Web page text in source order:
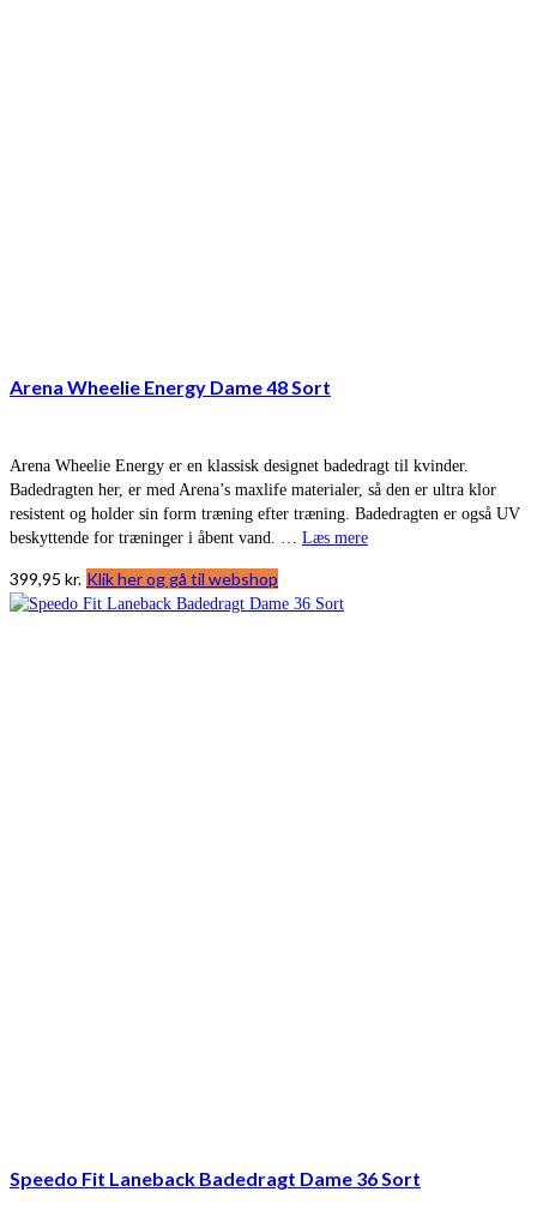
Arena Wheelie Energy Dame 48 Sort
Arena Wheelie Energy er en klassisk designet badedragt til kvinder.
Badedragten her, er med Arena’s maxlife materialer, så den er ultra klor
resistent og holder sin form træning efter træning. Badedragten er også UV
beskyttende for træninger i åbent vand. … Læs mere
399,95 kr. Klik her og gå til webshop
Speedo Fit Laneback Badedragt Dame 36 Sort